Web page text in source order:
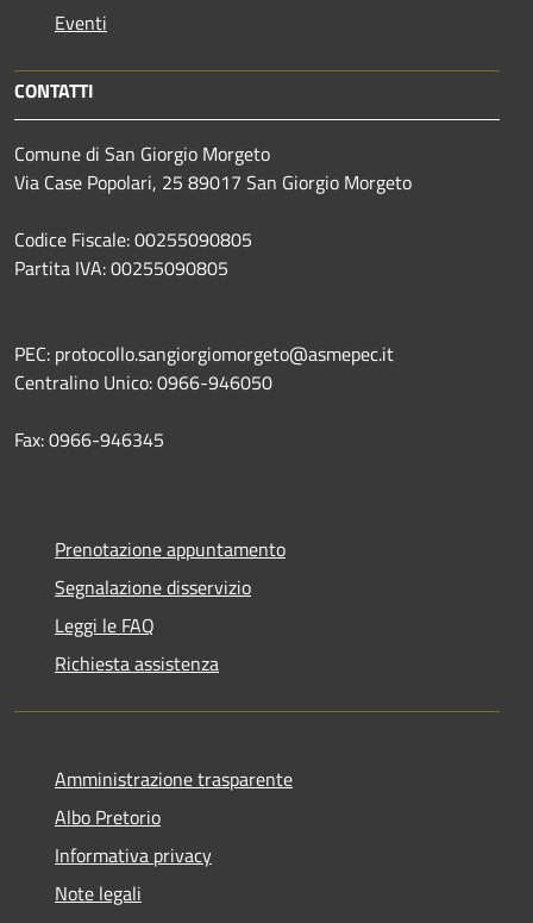
Eventi
CONTATTI
Comune di San Giorgio Morgeto
Via Case Popolari, 25 89017 San Giorgio Morgeto
Codice Fiscale: 00255090805
Partita IVA: 00255090805
PEC: protocollo.sangiorgiomorgeto@asmepec.it
Centralino Unico: 0966-946050
Fax: 0966-946345
Prenotazione appuntamento
Segnalazione disservizio
Leggi le FAQ
Richiesta assistenza
Amministrazione trasparente
Albo Pretorio
Informativa privacy
Note legali